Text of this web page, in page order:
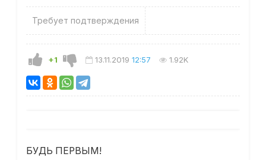
Требует подтверждения
+1 13.11.2019 12:57 1.92K
БУДЬ ПЕРВЫМ!